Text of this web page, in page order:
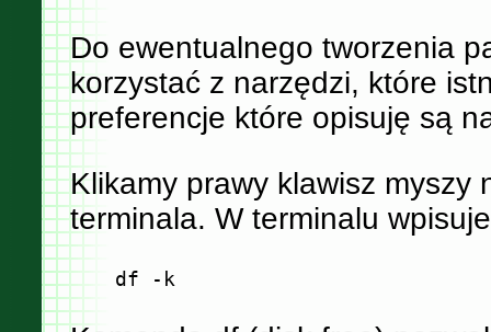
Do ewentualnego tworzenia
korzystać z narzędzi, które
preferencje które opisuję są
Klikamy prawy klawisz myszy
terminala. W terminalu